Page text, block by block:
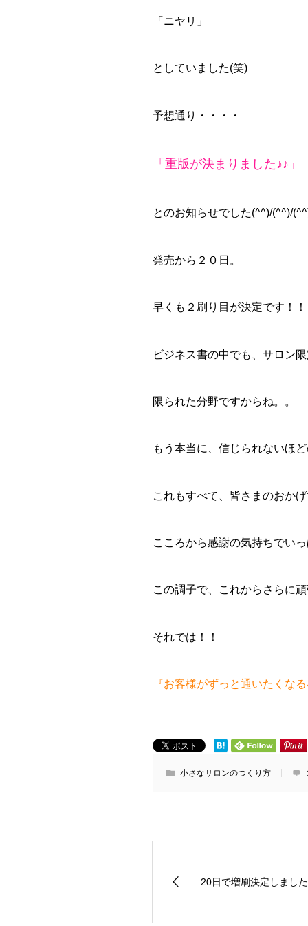
「ニヤリ」
としていました(笑)
予想通り・・・・
「重版が決まりました♪♪」
とのお知らせでした(^^)/(^^)/
発売から２０日。
早くも２刷り目が決定です！
ビジネス書の中でも、サロン
限られた分野ですからね。。
もう本当に、信じられないほ
これもすべて、皆さまのおか
こころから感謝の気持ちでい
この調子で、これからさらに
それでは！！
『お客様がずっと通いたくな
小さなサロンのつくり方
20日で増刷決定しまし